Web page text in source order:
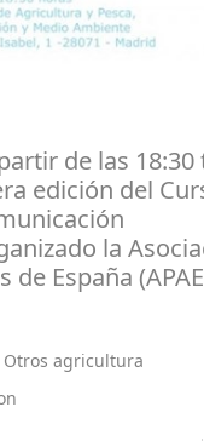
de las
edición del
la
España
Otros agricultura